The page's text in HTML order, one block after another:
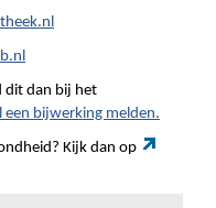
dit dan bij het
een bijwerking melden.
Kijk dan op